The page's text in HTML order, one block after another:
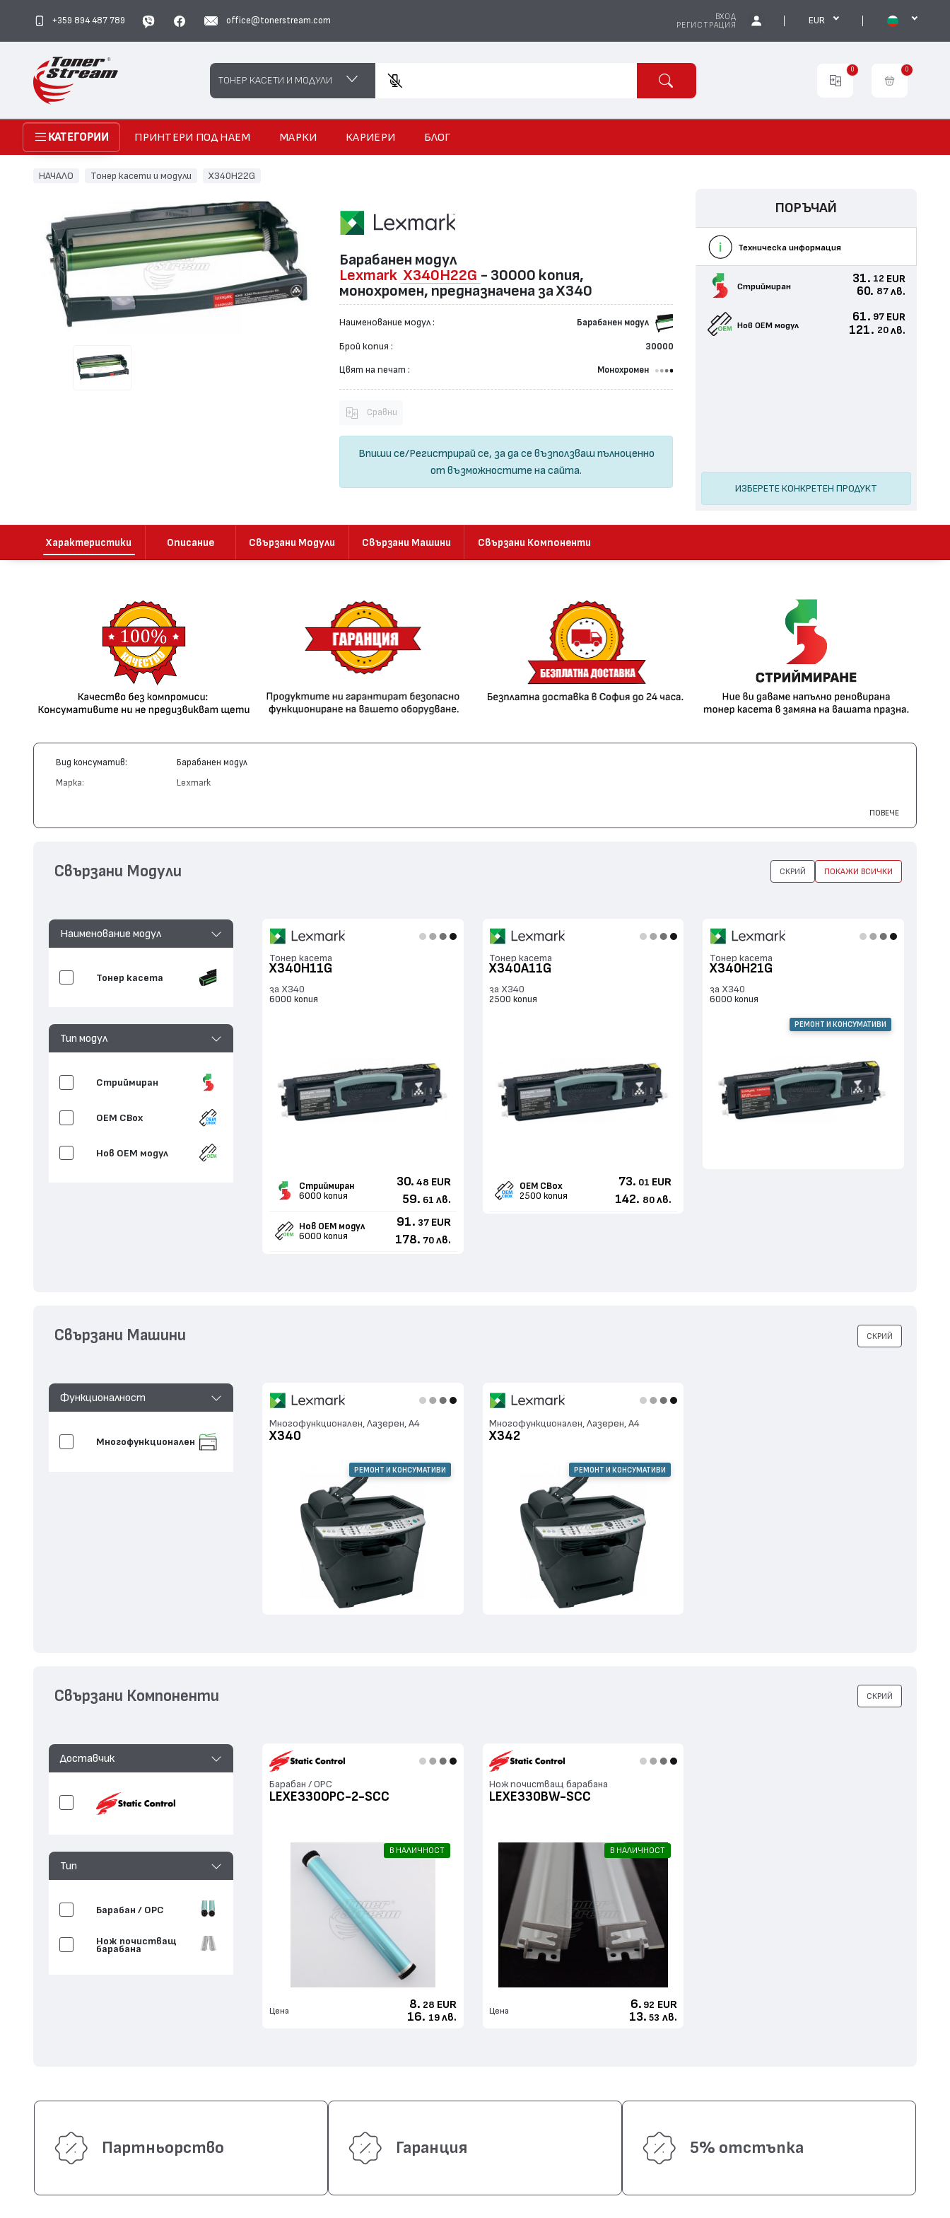
ВХОД
РЕГИСТРАЦИЯ
EUR
+359 894 487 789 office@tonerstream.com
Search
ТОНЕР КАСЕТИ И МОДУЛИ
0 0
КАТЕГОРИИ ПРИНТЕРИ ПОД НАЕМ МАРКИ КАРИЕРИ БЛОГ
НАЧАЛО Тонер касети и модули X340H22G
Барабанен модул
Lexmark X340H22G - 30000 копия,
монохромен, предназначена за X340
Наименование модул : Барабанен модул
Брой копия : 30000
Цвят на печат : Монохромен
Сравни
Впиши се/Регистрирай се, за да се възползваш пълноценно
от възможностите на сайта.
ПОРЪЧАЙ
Техническа информация
Стриймиран
31. 12 EUR
60. 87 лв.
Нов ОЕМ модул
61. 97 EUR
121. 20 лв.
ИЗБЕРЕТЕ КОНКРЕТЕН ПРОДУКТ
Характеристики Описание Свързани Модули Свързани Машини Свързани Компоненти
Вид консуматив: Барабанен модул
Марка: Lexmark
Съвместими устройства:
ПОВЕЧЕ
Наименование модул
Тонер касета
Тип модул
Стриймиран
OEM CBox
Нов ОЕМ модул
Тонер касета
X340H11G
за X340
6000 копия
Стриймиран
6000 копия
30. 48 EUR
59. 61 лв.
Нов ОЕМ модул
6000 копия
91. 37 EUR
178. 70 лв.
Тонер касета
X340A11G
за X340
2500 копия
OEM CBox
2500 копия
73. 01 EUR
142. 80 лв.
Тонер касета
X340H21G
за X340
6000 копия
РЕМОНТ И КОНСУМАТИВИ
Свързани Модули СКРИЙ ПОКАЖИ ВСИЧКИ
Функционалност
Многофункционален
Многофункционален, Лазерен, А4
X340
РЕМОНТ И КОНСУМАТИВИ
Многофункционален, Лазерен, А4
X342
РЕМОНТ И КОНСУМАТИВИ
Свързани Машини СКРИЙ
Доставчик
Тип
Барабан / OPC
Нож почистващ
барабана
Барабан / OPC
LEXE330OPC-2-SCC
В НАЛИЧНОСТ
Цена 8. 28 EUR
16. 19 лв.
Нож почистващ барабана
LEXE330BW-SCC
В НАЛИЧНОСТ
Цена 6. 92 EUR
13. 53 лв.
Свързани Компоненти СКРИЙ
Партньорство Гаранция 5% отстъпка